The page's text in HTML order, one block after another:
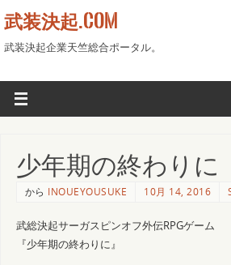
武装決起.COM
武装決起企業天竺総合ポータル。
少年期の終わりに
から INOUEYOUSUKE 10月 14, 2016
武総決起サーガスピンオフ外伝RPGゲーム
『少年期の終わりに』